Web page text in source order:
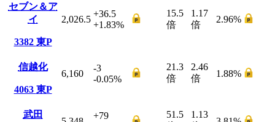
セブン＆ア
イ
3382 東P
2,026.5
+36.5
+1.83%
15.5
倍
1.17
倍
2.96%
信越化
4063 東P
6,160
-3
-0.05%
21.3
倍
2.46
倍
1.88%
武田
+79
51.5
1.13